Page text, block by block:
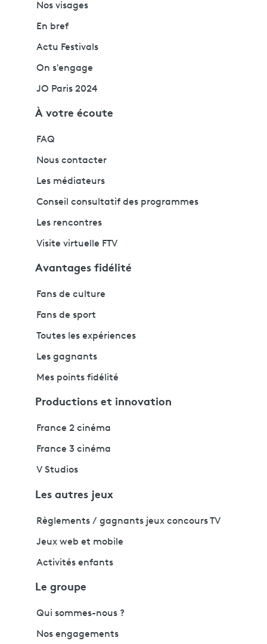
Nos visages
En bref
Actu Festivals
On s'engage
JO Paris 2024
À votre écoute
FAQ
Nous contacter
Les médiateurs
Conseil consultatif des programmes
Les rencontres
Visite virtuelle FTV
Avantages fidélité
Fans de culture
Fans de sport
Toutes les expériences
Les gagnants
Mes points fidélité
Productions et innovation
France 2 cinéma
France 3 cinéma
V Studios
Les autres jeux
Règlements / gagnants jeux concours TV
Jeux web et mobile
Activités enfants
Le groupe
Qui sommes-nous ?
Nos engagements